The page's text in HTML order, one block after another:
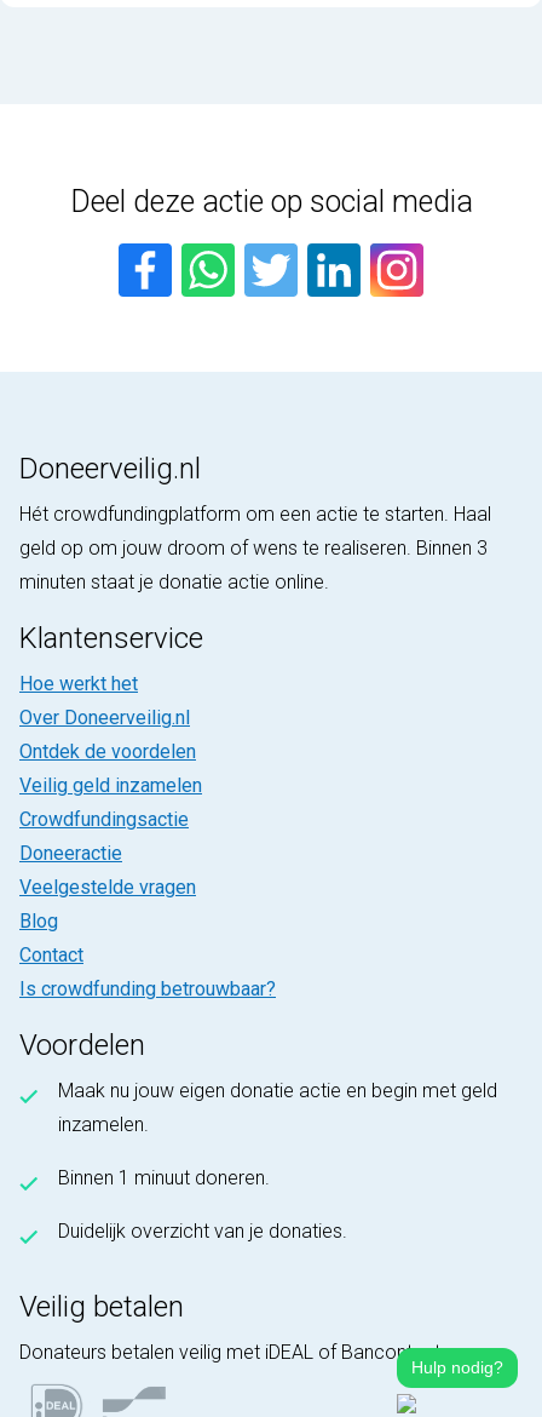
Deel deze actie op social media
Doneerveilig.nl
Hét crowdfundingplatform om een actie te starten. Haal
geld op om jouw droom of wens te realiseren. Binnen 3
minuten staat je donatie actie online.
Klantenservice
Hoe werkt het
Over Doneerveilig.nl
Ontdek de voordelen
Veilig geld inzamelen
Crowdfundingsactie
Doneeractie
Veelgestelde vragen
Blog
Contact
Is crowdfunding betrouwbaar?
Voordelen
Maak nu jouw eigen donatie actie en begin met geld
inzamelen.
Binnen 1 minuut doneren.
Duidelijk overzicht van je donaties.
Veilig betalen
Donateurs betalen veilig met iDEAL of Bancontact.
Hulp nodig?